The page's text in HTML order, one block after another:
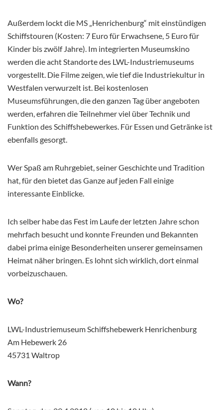
Außerdem lockt die MS „Henrichenburg“ mit einstündigen
Schiffstouren (Kosten: 7 Euro für Erwachsene, 5 Euro für
Kinder bis zwölf Jahre). Im integrierten Museumskino
werden die acht Standorte des LWL-Industriemuseums
vorgestellt. Die Filme zeigen, wie tief die Industriekultur in
Westfalen verwurzelt ist. Bei kostenlosen
Museumsführungen, die den ganzen Tag über angeboten
werden, erfahren die Teilnehmer viel über Technik und
Funktion des Schiffshebewerkes. Für Essen und Getränke ist
ebenfalls gesorgt.
Wer Spaß am Ruhrgebiet, seiner Geschichte und Tradition
hat, für den bietet das Ganze auf jeden Fall einige
interessante Einblicke.
Ich selber habe das Fest im Laufe der letzten Jahre schon
mehrfach besucht und konnte Freunden und Bekannten
dabei prima einige Besonderheiten unserer gemeinsamen
Heimat näher bringen. Es lohnt sich wirklich, dort einmal
vorbeizuschauen.
Wo?
LWL-Industriemuseum Schiffshebewerk Henrichenburg
Am Hebewerk 26
45731 Waltrop
Wann?